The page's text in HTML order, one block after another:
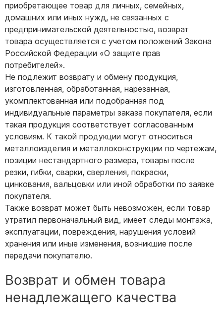
приобретающее товар для личных, семейных,
домашних или иных нужд, не связанных с
предпринимательской деятельностью, возврат
товара осуществляется с учетом положений Закона
Российской Федерации «О защите прав
потребителей».
Не подлежит возврату и обмену продукция,
изготовленная, обработанная, нарезанная,
укомплектованная или подобранная под
индивидуальные параметры заказа покупателя, если
такая продукция соответствует согласованным
условиям. К такой продукции могут относиться
металлоизделия и металлоконструкции по чертежам,
позиции нестандартного размера, товары после
резки, гибки, сварки, сверления, покраски,
цинкования, вальцовки или иной обработки по заявке
покупателя.
Также возврат может быть невозможен, если товар
утратил первоначальный вид, имеет следы монтажа,
эксплуатации, повреждения, нарушения условий
хранения или иные изменения, возникшие после
передачи покупателю.
Возврат и обмен товара
ненадлежащего качества